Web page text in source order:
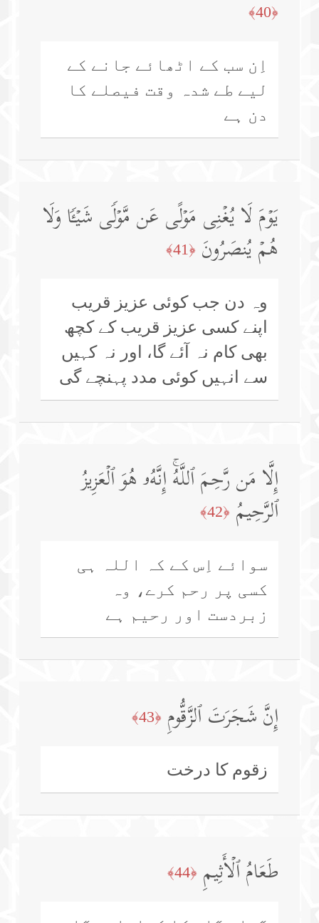
﴿40﴾
اِن سب کے اٹھائے جانے کے
لیے طے شدہ وقت فیصلے کا
دن ہے
یَوۡمَ لَا یُغۡنِی مَوۡلًى عَن مَّوۡلࣰى شَیۡـࣰٔا وَلَا
هُمۡ یُنصَرُونَ ﴿41﴾
وہ دن جب کوئی عزیز قریب
اپنے کسی عزیز قریب کے کچھ
بھی کام نہ آئے گا، اور نہ کہیں
سے انہیں کوئی مدد پہنچے گی
إِلَّا مَن رَّحِمَ ٱللَّهُۚ إِنَّهُۥ هُوَ ٱلۡعَزِیزُ
ٱلرَّحِیمُ ﴿42﴾
سوائے اِس کے کہ اللہ ہی
کسی پر رحم کرے، وہ
زبردست اور رحیم ہے
إِنَّ شَجَرَتَ ٱلزَّقُّومِ ﴿43﴾
زقوم کا درخت
طَعَامُ ٱلۡأَثِیمِ ﴿44﴾